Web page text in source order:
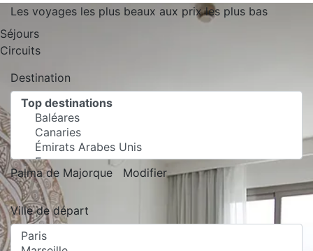
Les voyages les plus beaux aux prix les plus bas
Séjours
Circuits
Destination
Palma de Majorque Modifier
Ville de départ